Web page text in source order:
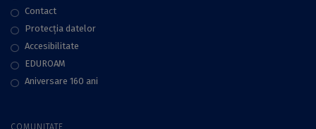
Contact
Protecţia datelor
Accesibilitate
EDUROAM
Aniversare 160 ani
COMUNITATE